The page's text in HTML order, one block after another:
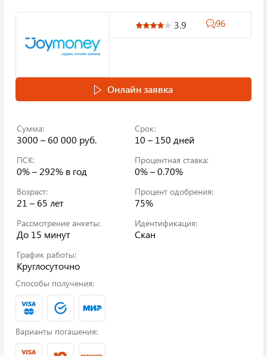
3.9 96
Онлайн заявка
Сумма:
3000 – 60 000 руб.
Срок:
10 – 150 дней
ПСК:
0% – 292% в год
Процентная ставка:
0% – 0.70%
Возраст:
21 – 65 лет
Процент одобрения:
75%
Рассмотрение анкеты:
До 15 минут
Идентификация:
Скан
График работы:
Круглосуточно
Способы получения:
Варианты погашения: